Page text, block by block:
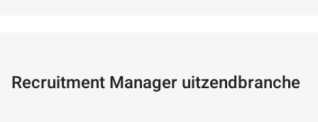
Recruitment Manager uitzendbranche